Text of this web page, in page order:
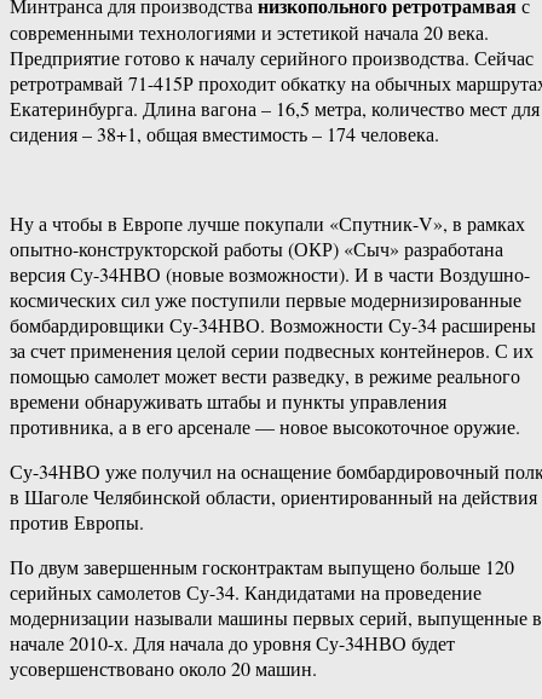
Минтранса для производстванизкопольного ретротрамваяс
современными технологиями и эстетикой начала 20 века.
Предприятие готово к началу серийного производства. Сейчас
ретротрамвай 71-415Р проходит обкатку на обычных
Екатеринбурга. Длина вагона – 16,5 метра, количество мест для
сидения – 38+1, общая вместимость – 174 человека.
Ну а чтобы в Европе лучше покупали «Спутник-V», в рамках
опытно-конструкторской работы (ОКР) «Сыч» разработана
версия Су-34НВО (новые возможности). И в части Воздушно-
космических сил уже поступили первые модернизированные
бомбардировщики Су-34НВО. Возможности Су-34 расширены
за счет применения целой серии подвесных контейнеров. С их
помощью самолет может вести разведку, в режиме реального
времени обнаруживать штабы и пункты управления
противника, а в его арсенале — новое высокоточное оружие.
Су-34НВО уже получил на оснащение бомбардировочный
в Шаголе Челябинской области, ориентированный на действия
против Европы.
По двум завершенным госконтрактам выпущено больше 120
серийных самолетов Су-34. Кандидатами на проведение
модернизации называли машины первых серий, выпущенные в
начале 2010-х. Для начала до уровня Су-34НВО будет
усовершенствовано около 20 машин.